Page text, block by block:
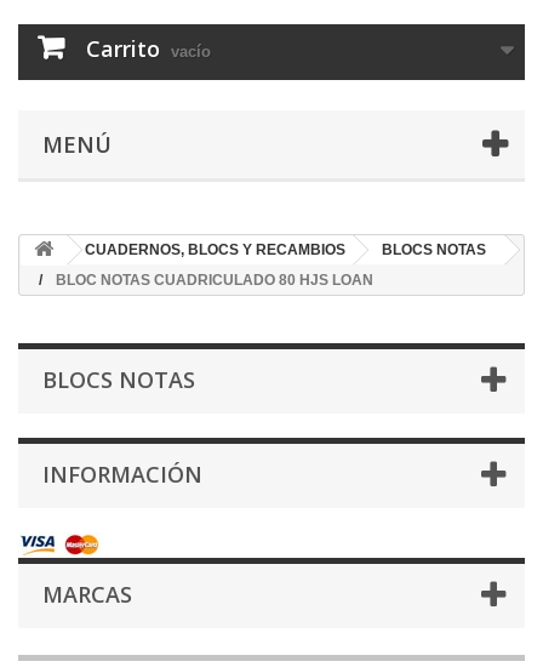
Carrito vacío
MENÚ
CUADERNOS, BLOCS Y RECAMBIOS
BLOCS NOTAS
BLOC NOTAS CUADRICULADO 80 HJS LOAN
BLOCS NOTAS
INFORMACIÓN
MARCAS